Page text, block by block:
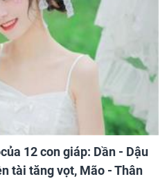
12 con giáp: Dần - Dậu
tài tăng vọt, Mão - Thân